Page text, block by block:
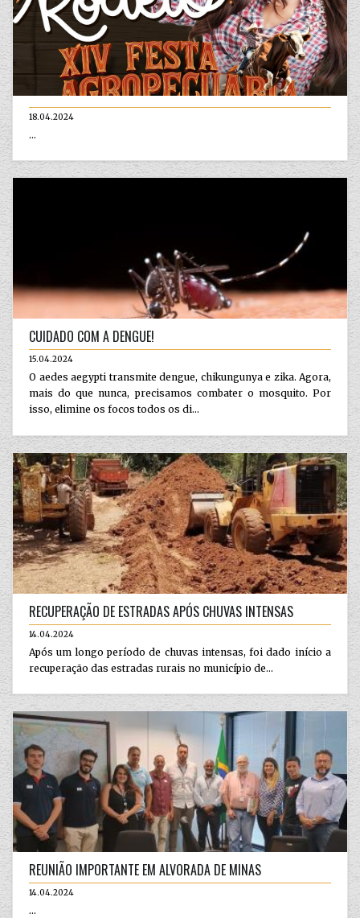
18.04.2024
...
CUIDADO COM A DENGUE!
15.04.2024
O aedes aegypti transmite dengue, chikungunya e zika. Agora,
mais do que nunca, precisamos combater o mosquito. Por
isso, elimine os focos todos os di...
RECUPERAÇÃO DE ESTRADAS APÓS CHUVAS INTENSAS
14.04.2024
Após um longo período de chuvas intensas, foi dado início a
recuperação das estradas rurais no município de...
REUNIÃO IMPORTANTE EM ALVORADA DE MINAS
14.04.2024
...